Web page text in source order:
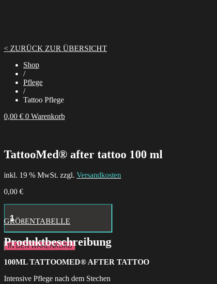
< ZURÜCK ZUR ÜBERSICHT
Shop
/
Pflege
/
Tattoo Pflege
0,00 € 0 Warenkorb
TattooMed® after tattoo 100 ml
inkl. 19 % MwSt. zzgl. Versandkosten
0,00 €
Little
Moth
Hoops
Menge
IN DEN WARENKORB
GRÖßENTABELLE
Produktbeschreibung
100ML TATTOOMED® AFTER TATTOO
Intensive Pflege nach dem Stechen